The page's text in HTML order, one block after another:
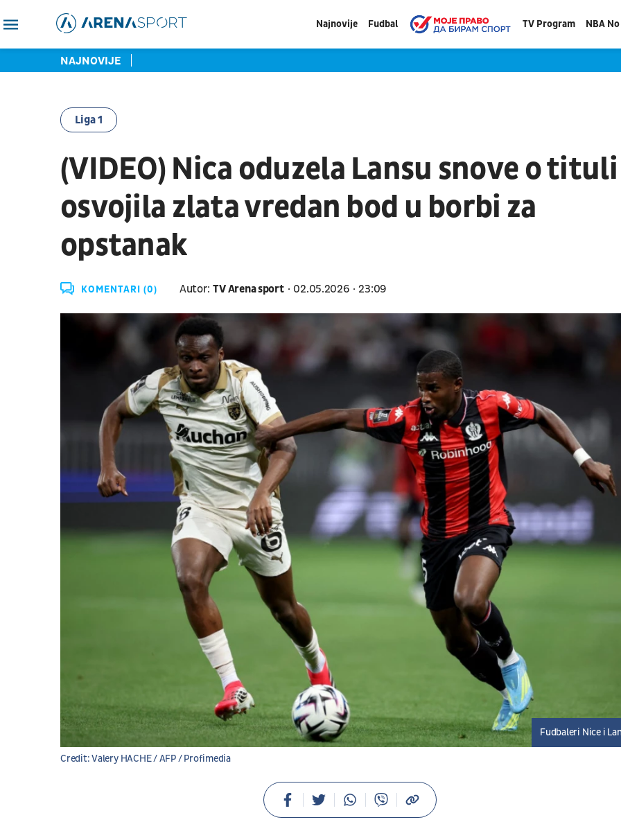
Najnovije Fudbal TV Program NBA
NAJNOVIJE
Liga 1
(VIDEO) Nica oduzela Lansu snove o
osvojila zlata vredan bod u borbi za
opstanak
KOMENTARI (0) Autor: TV Arena sport 02.05.2026 23:09
Credit: Valery HACHE / AFP / Profimedia
Fudbaleri Nice i